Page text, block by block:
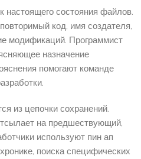
настоящего состояния файлов.
код, имя создателя,
модификаций. Программист
назначение
помогают команде
из цепочки сохранений.
на предшествующий,
используют пин ап
поиска специфических